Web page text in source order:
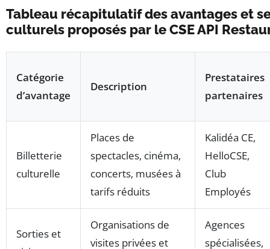
Tableau récapitulatif des avantages et
culturels proposés par le CSE API
Catégorie
d’avantage
Description
Prestataires
partenaires
Billetterie
culturelle
Places de
spectacles, cinéma,
concerts, musées à
tarifs réduits
Kalidéa CE,
HelloCSE,
Club
Employés
Sorties et
Organisations de
visites privées et
Agences
spécialisées,